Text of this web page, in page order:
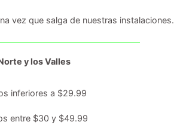
vez que salga de nuestras instalaciones.
y los Valles
inferiores a $29.99
entre $30 y $49.99